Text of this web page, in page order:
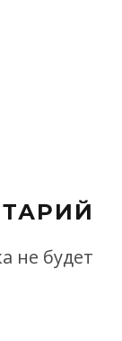
не будет